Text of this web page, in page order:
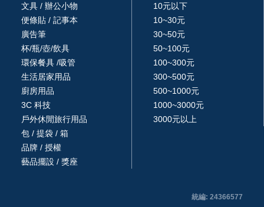
文具 / 辦公小物
便條貼 / 記事本
廣告筆
杯/瓶/壺/飲具
環保餐具 /吸管
生活居家用品
廚房用品
3C 科技
戶外休閒旅行用品
包 / 提袋 / 箱
品牌 / 授權
藝品擺設 / 獎座
10元以下
10~30元
30~50元
50~100元
100~300元
300~500元
500~1000元
1000~3000元
3000元以上
統編: 24366577